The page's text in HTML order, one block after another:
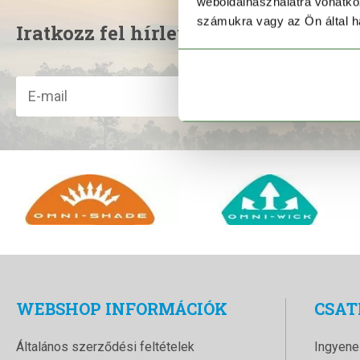
számukra vagy az Ön által
Iratkozz fel hírlevelünkre!
WEBSHOP INFORMÁCIÓK
Általános szerződési feltételek